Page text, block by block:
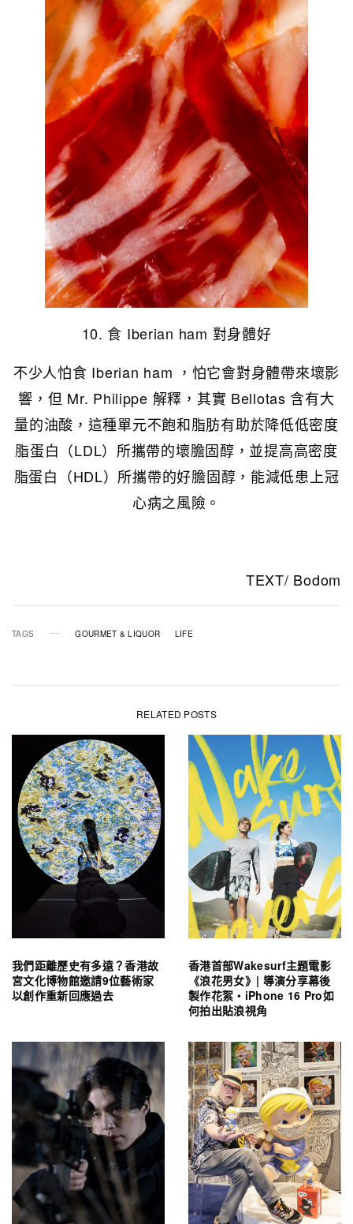
10. 食 Iberian ham 對身體好
不少人怕食 Iberian ham ，怕它會對身體帶來壞影
響，但 Mr. Philippe 解釋，其實 Bellotas 含有大
量的油酸，這種單元不飽和脂肪有助於降低低密度
脂蛋白（LDL）所攜帶的壞膽固醇，並提高高密度
脂蛋白（HDL）所攜帶的好膽固醇，能減低患上冠
心病之風險。
TEXT/ Bodom
TAGS GOURMET & LIQUOR LIFE
RELATED POSTS
我們距離歷史有多遠？香港故
宮文化博物館邀請9位藝術家
以創作重新回應過去
香港首部Wakesurf主題電影
《浪花男女》| 導演分享幕後
製作花絮・iPhone 16 Pro如
何拍出貼浪視角